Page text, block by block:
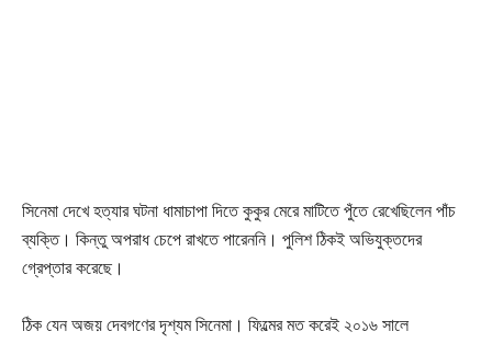
সিনেমা দেখে হত্যার ঘটনা ধামাচাপা দিতে কুকুর মেরে মাটিতে পুঁতে রেখেছিলেন পাঁচ
ব্যক্তি। কিন্তু অপরাধ চেপে রাখতে পারেননি। পুলিশ ঠিকই অভিযুক্তদের
গ্রেপ্তার করেছে।
ঠিক যেন অজয় দেবগণের দৃশ্যম সিনেমা। ফিল্মের মত করেই ২০১৬ সালে